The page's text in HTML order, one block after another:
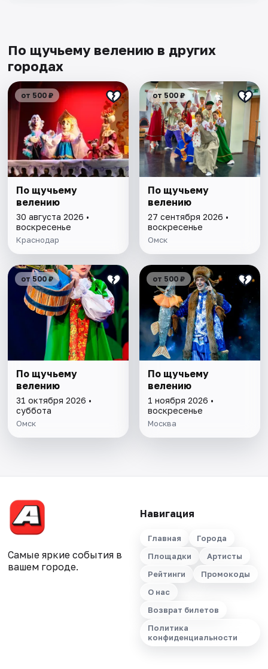
По щучьему велению в других
городах
от 500 ₽
По щучьему
велению
30 августа 2026 •
воскресенье
Краснодар
от 500 ₽
По щучьему
велению
27 сентября 2026 •
воскресенье
Омск
от 500 ₽
По щучьему
велению
31 октября 2026 •
суббота
Омск
от 500 ₽
По щучьему
велению
1 ноября 2026 •
воскресенье
Москва
Самые яркие события в
вашем городе.
Навигация
Главная
Города
Площадки
Артисты
Рейтинги
Промокоды
О нас
Возврат билетов
Политика
конфиденциальности